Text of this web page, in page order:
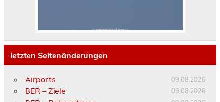
letzten Seitenänderungen
Airports 09.08.2026
BER – Ziele 09.08.2026